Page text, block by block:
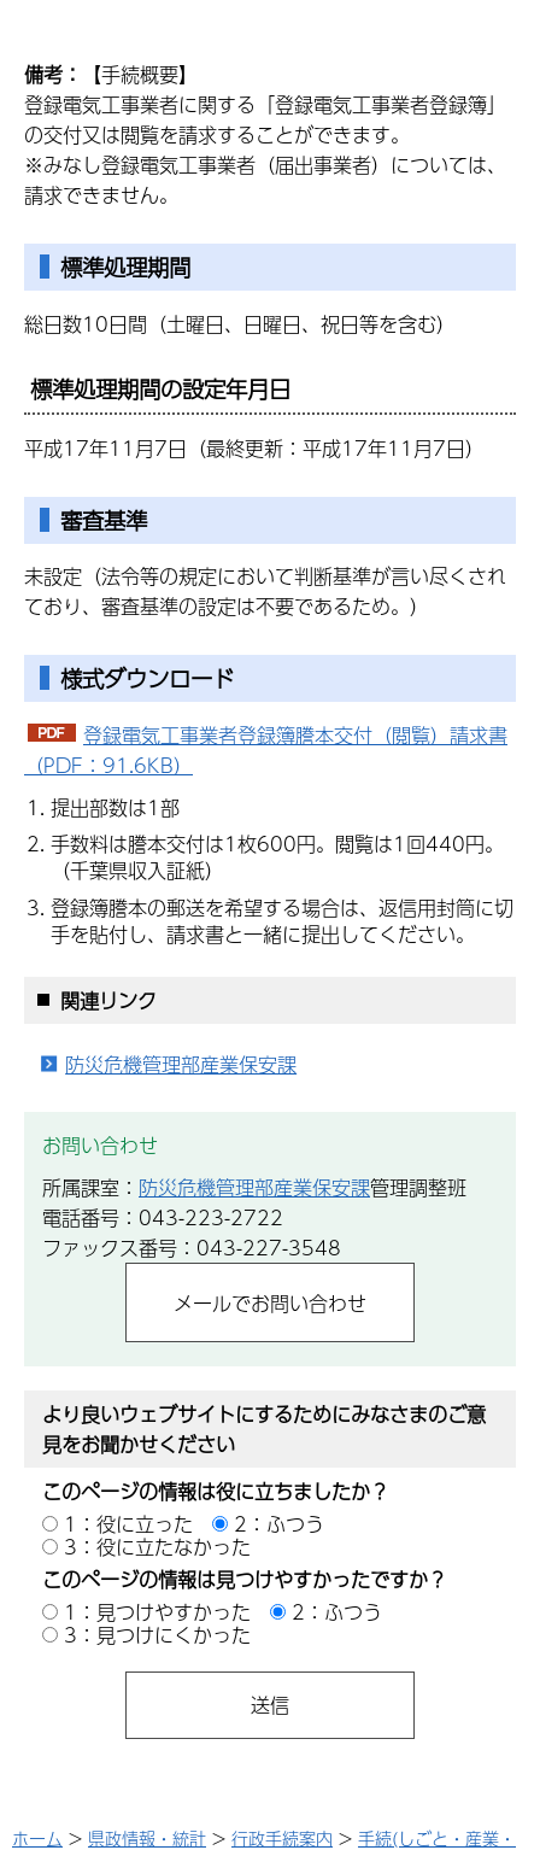
備考：
【手続概要】
登録電気工事業者に関する「登録電気工事業者登録簿」
の交付又は閲覧を請求することができます。
※みなし登録電気工事業者（届出事業者）については、
請求できません。
標準処理期間
総日数10日間（土曜日、日曜日、祝日等を含む）
標準処理期間の設定年月日
平成17年11月7日（最終更新：平成17年11月7日）
審査基準
未設定（法令等の規定において判断基準が言い尽くされ
ており、審査基準の設定は不要であるため。）
様式ダウンロード
登録電気工事業者登録簿謄本交付（閲覧）請求書
（PDF：91.6KB）
提出部数は1部
手数料は謄本交付は1枚600円。閲覧は1回440円。
（千葉県収入証紙）
登録簿謄本の郵送を希望する場合は、返信用封筒に切
手を貼付し、請求書と一緒に提出してください。
関連リンク
防災危機管理部産業保安課
お問い合わせ
所属課室： 防災危機管理部産業保安課管理調整班
電話番号：043-223-2722
ファックス番号：043-227-3548
より良いウェブサイトにするためにみなさまのご意
見をお聞かせください
このページの情報は役に立ちましたか？
1：役に立った
2：ふつう
3：役に立たなかった
このページの情報は見つけやすかったですか？
1：見つけやすかった
2：ふつう
3：見つけにくかった
ホーム > 県政情報・統計 > 行政手続案内 > 手続(しごと・産業・